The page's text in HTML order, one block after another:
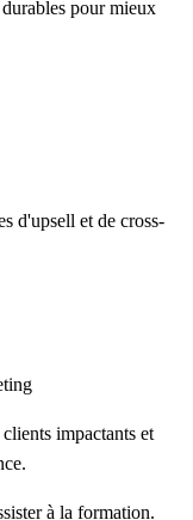
pour mieux
d'upsell et de cross-
impactants et
à la formation.